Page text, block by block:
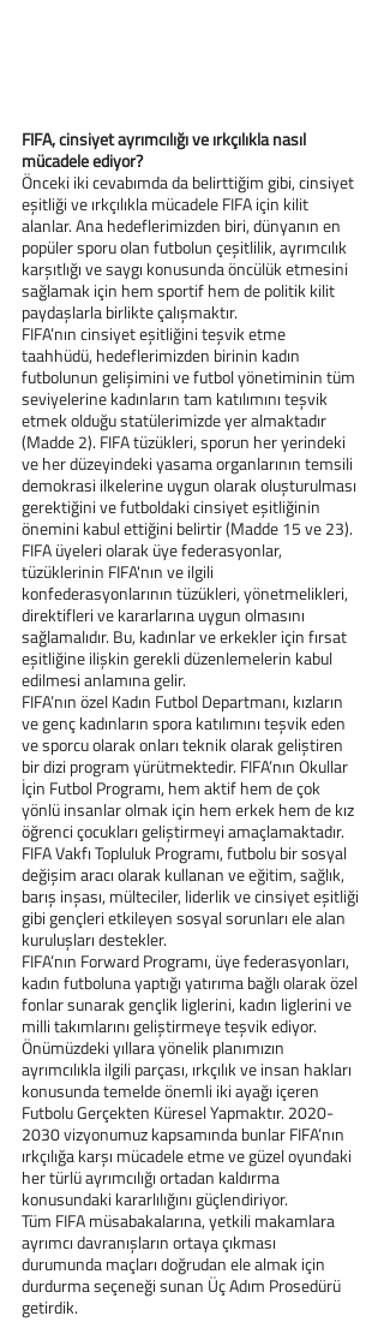
FIFA, cinsiyet ayrımcılığı ve ırkçılıkla nasıl
mücadele ediyor?
Önceki iki cevabımda da belirttiğim gibi, cinsiyet
eşitliği ve ırkçılıkla mücadele FIFA için kilit
alanlar. Ana hedeflerimizden biri, dünyanın en
popüler sporu olan futbolun çeşitlilik, ayrımcılık
karşıtlığı ve saygı konusunda öncülük etmesini
sağlamak için hem sportif hem de politik kilit
paydaşlarla birlikte çalışmaktır.
FIFA’nın cinsiyet eşitliğini teşvik etme
taahhüdü, hedeflerimizden birinin kadın
futbolunun gelişimini ve futbol yönetiminin tüm
seviyelerine kadınların tam katılımını teşvik
etmek olduğu statülerimizde yer almaktadır
(Madde 2). FIFA tüzükleri, sporun her yerindeki
ve her düzeyindeki yasama organlarının temsili
demokrasi ilkelerine uygun olarak oluşturulması
gerektiğini ve futboldaki cinsiyet eşitliğinin
önemini kabul ettiğini belirtir (Madde 15 ve 23).
FIFA üyeleri olarak üye federasyonlar,
tüzüklerinin FIFA'nın ve ilgili
konfederasyonlarının tüzükleri, yönetmelikleri,
direktifleri ve kararlarına uygun olmasını
sağlamalıdır. Bu, kadınlar ve erkekler için fırsat
eşitliğine ilişkin gerekli düzenlemelerin kabul
edilmesi anlamına gelir.
FIFA’nın özel Kadın Futbol Departmanı, kızların
ve genç kadınların spora katılımını teşvik eden
ve sporcu olarak onları teknik olarak geliştiren
bir dizi program yürütmektedir. FIFA’nın Okullar
İçin Futbol Programı, hem aktif hem de çok
yönlü insanlar olmak için hem erkek hem de kız
öğrenci çocukları geliştirmeyi amaçlamaktadır.
FIFA Vakfı Topluluk Programı, futbolu bir sosyal
değişim aracı olarak kullanan ve eğitim, sağlık,
barış inşası, mülteciler, liderlik ve cinsiyet eşitliği
gibi gençleri etkileyen sosyal sorunları ele alan
kuruluşları destekler.
FIFA’nın Forward Programı, üye federasyonları,
kadın futboluna yaptığı yatırıma bağlı olarak özel
fonlar sunarak gençlik liglerini, kadın liglerini ve
milli takımlarını geliştirmeye teşvik ediyor.
Önümüzdeki yıllara yönelik planımızın
ayrımcılıkla ilgili parçası, ırkçılık ve insan hakları
konusunda temelde önemli iki ayağı içeren
Futbolu Gerçekten Küresel Yapmaktır. 2020-
2030 vizyonumuz kapsamında bunlar FIFA’nın
ırkçılığa karşı mücadele etme ve güzel oyundaki
her türlü ayrımcılığı ortadan kaldırma
konusundaki kararlılığını güçlendiriyor.
Tüm FIFA müsabakalarına, yetkili makamlara
ayrımcı davranışların ortaya çıkması
durumunda maçları doğrudan ele almak için
durdurma seçeneği sunan Üç Adım Prosedürü
getirdik.